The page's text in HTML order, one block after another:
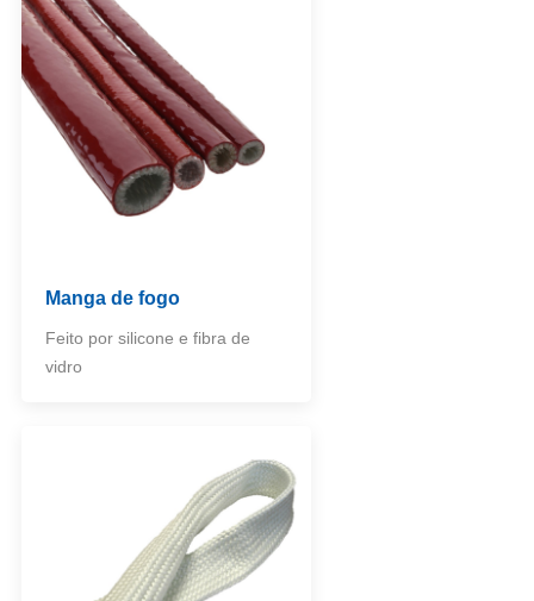
Manga de fogo
Feito por silicone e fibra de
vidro